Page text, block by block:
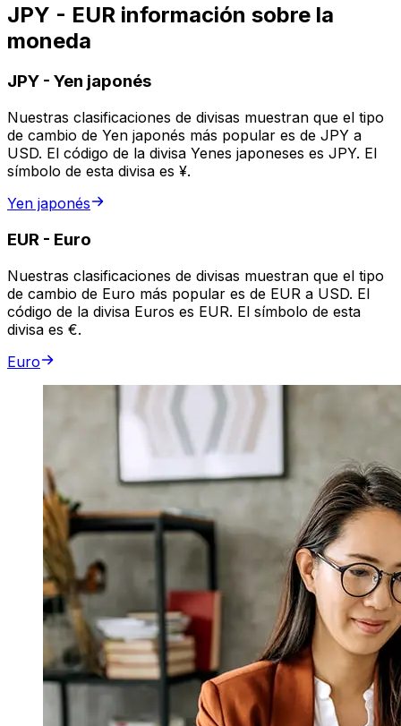
JPY - EUR información sobre la
moneda
JPY - Yen japonés
Nuestras clasificaciones de divisas muestran que el tipo
de cambio de Yen japonés más popular es de JPY a
USD. El código de la divisa Yenes japoneses es JPY. El
símbolo de esta divisa es ¥.
Yen japonés
EUR - Euro
Nuestras clasificaciones de divisas muestran que el tipo
de cambio de Euro más popular es de EUR a USD. El
código de la divisa Euros es EUR. El símbolo de esta
divisa es €.
Euro